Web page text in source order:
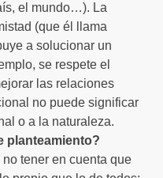
el mundo…). La
(que él llama
a solucionar un
se respete el
las relaciones
no puede significar
o a la naturaleza.
planteamiento?
tener en cuenta que